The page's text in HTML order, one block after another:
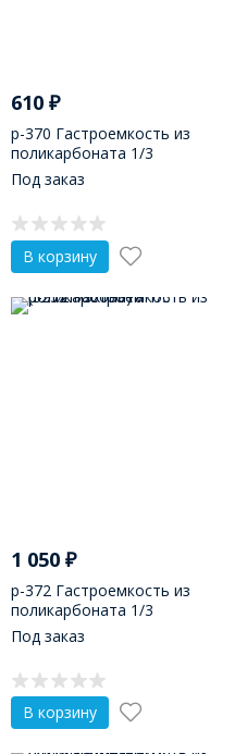
610 ₽
р-370 Гастроемкость из
поликарбоната 1/3
(325х175х65)
Под заказ
В корзину
1 050 ₽
р-372 Гастроемкость из
поликарбоната 1/3
(325х175х150)
Под заказ
В корзину